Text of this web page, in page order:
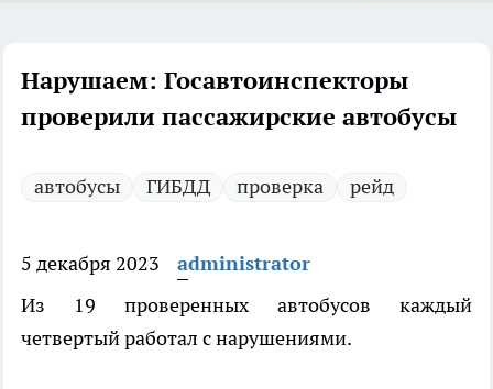
Нарушаем: Госавтоинспекторы
проверили пассажирские автобусы
автобусы ГИБДД проверка рейд
5 декабря 2023
administrator
Из 19 проверенных автобусов каждый
четвертый работал с нарушениями.